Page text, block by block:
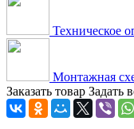
Техническое
Монтажная
Заказать товар Задать